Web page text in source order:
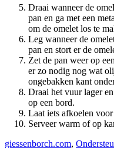
Draai wanneer de
pan en ga met een
om de omelet los te
Leg wanneer de
pan en stort er de
Zet de pan weer op
er zo nodig nog wat
ongebakken kant
Draai het vuur lager
op een bord.
Laat iets afkoelen
Serveer warm of op
giessenborch.com,